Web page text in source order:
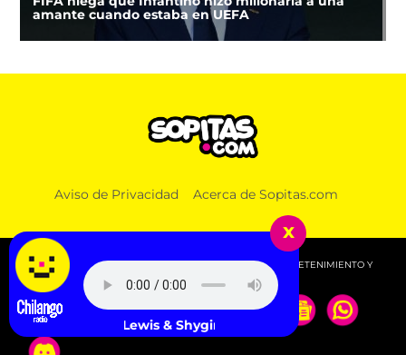
amante cuando estaba en UEFA
Aviso de Privacidad Acerca de Sopitas.com
© 2026 SOPITAS.COM - MÚSICA, NOTICIAS, DEPORTES, ENTRETENIMIENTO Y
MÁS!.
x
SG Lewis & Shygirl - Sugar